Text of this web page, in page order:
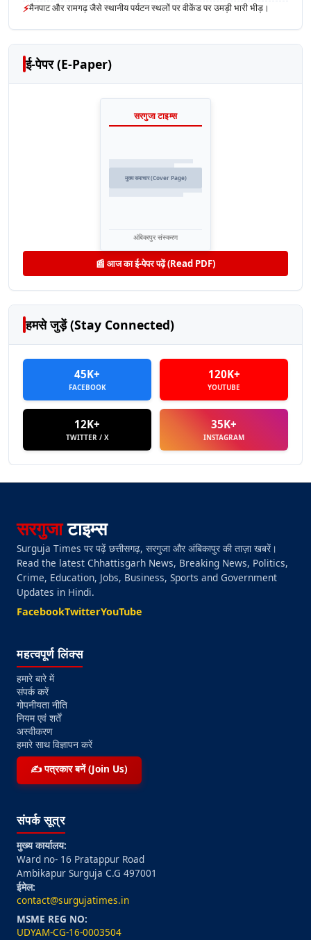
⚡मैनपाट और रामगढ़ जैसे स्थानीय पर्यटन स्थलों पर वीकेंड पर उमड़ी भारी भीड़।
ई-पेपर (E-Paper)
सरगुजा टाइम्स
मुख्य समाचार (Cover Page)
अंबिकापुर संस्करण
📰 आज का ई-पेपर पढ़ें (Read PDF)
हमसे जुड़ें (Stay Connected)
45K+
FACEBOOK
120K+
YOUTUBE
12K+
TWITTER / X
35K+
INSTAGRAM
सरगुजाटाइम्स
Surguja Times पर पढ़ें छत्तीसगढ़, सरगुजा और अंबिकापुर की ताज़ा खबरें।
Read the latest Chhattisgarh News, Breaking News, Politics,
Crime, Education, Jobs, Business, Sports and Government
Updates in Hindi.
FacebookTwitterYouTube
महत्वपूर्ण लिंक्स
हमारे बारे में
संपर्क करें
गोपनीयता नीति
नियम एवं शर्तें
अस्वीकरण
हमारे साथ विज्ञापन करें
✍️ पत्रकार बनें (Join Us)
संपर्क सूत्र
मुख्य कार्यालय:
Ward no- 16 Pratappur Road
Ambikapur Surguja C.G 497001
ईमेल:
contact@surgujatimes.in
MSME REG NO:
UDYAM-CG-16-0003504